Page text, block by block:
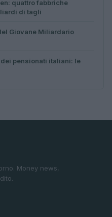
quattro fabbriche
di tagli
Giovane Miliardario
pensionati italiani: le
Money news,